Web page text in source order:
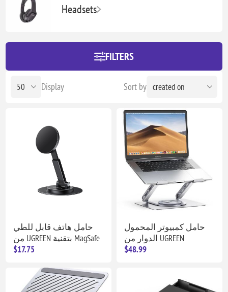
Headsets
FILTERS
Sort by
Display
حامل هاتف قابل للطي
من UGREEN بتقنية MagSafe
$17.75
حامل كمبيوتر المحمول
الدوار من UGREEN
$48.99